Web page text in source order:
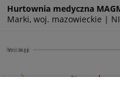
Hurtownia medyczna
Marki, woj. mazowieckie |